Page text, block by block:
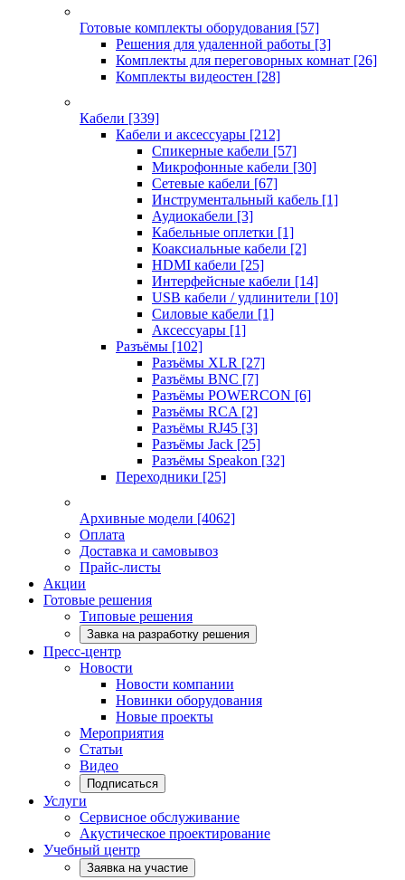
Готовые комплекты оборудования [57]
Решения для удаленной работы [3]
Комплекты для переговорных комнат [26]
Комплекты видеостен [28]
Кабели [339]
Кабели и аксессуары [212]
Спикерные кабели [57]
Микрофонные кабели [30]
Сетевые кабели [67]
Инструментальный кабель [1]
Аудиокабели [3]
Кабельные оплетки [1]
Коаксиальные кабели [2]
HDMI кабели [25]
Интерфейсные кабели [14]
USB кабели / удлинители [10]
Силовые кабели [1]
Аксессуары [1]
Разъёмы [102]
Разъёмы XLR [27]
Разъёмы BNC [7]
Разъёмы POWERCON [6]
Разъёмы RCA [2]
Разъёмы RJ45 [3]
Разъёмы Jack [25]
Разъёмы Speakon [32]
Переходники [25]
Архивные модели [4062]
Оплата
Доставка и самовывоз
Прайс-листы
Акции
Готовые решения
Типовые решения
Завка на разработку решения
Пресс-центр
Новости
Новости компании
Новинки оборудования
Новые проекты
Мероприятия
Статьи
Видео
Подписаться
Услуги
Сервисное обслуживание
Акустическое проектирование
Учебный центр
Заявка на участие